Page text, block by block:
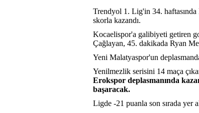
Trendyol 1. Lig'in 34. haftasında
skorla kazandı.
Kocaelispor'a galibiyeti getiren
Çağlayan, 45. dakikada Ryan
Yeni Malatyaspor'un
Yenilmezlik serisini 14 maça
Erokspor deplasmanında
başaracak.
Ligde -21 puanla son sırada yer